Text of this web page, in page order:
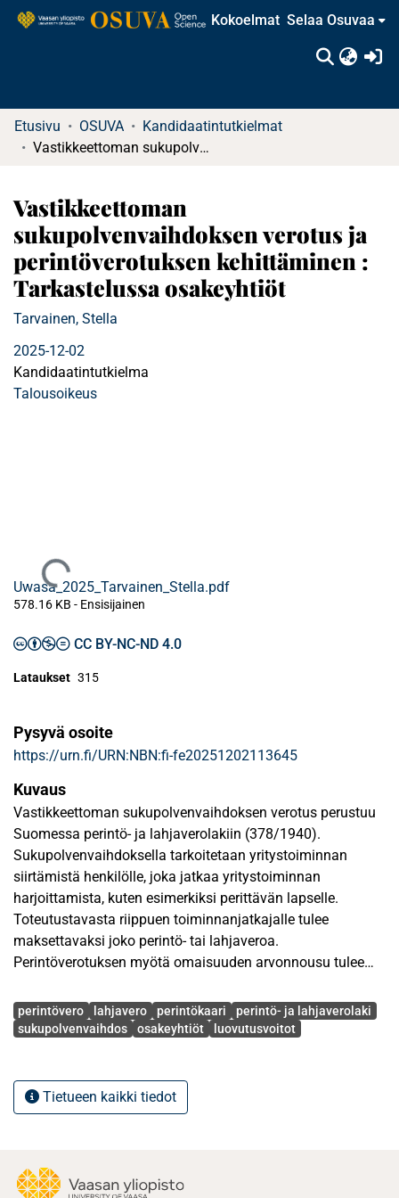
Kokoelmat Selaa Osuvaa
Etusivu OSUVA
Kandidaatintutkielmat
Vastikkeettoman sukupolvenvaihdoksen verotus ja perintöverotuksen kehittäminen : Tarkastelussa osakeyhtiöt
Vastikkeettoman
sukupolvenvaihdoksen verotus ja
perintöverotuksen kehittäminen :
Tarkastelussa osakeyhtiöt
Tarvainen, Stella
2025-12-02
Kandidaatintutkielma
Talousoikeus
Ladataan...
Uwasa_2025_Tarvainen_Stella.pdf
578.16 KB - Ensisijainen
CC BY-NC-ND 4.0
Lataukset 315
Pysyvä osoite
https://urn.fi/URN:NBN:fi-fe20251202113645
Kuvaus
Vastikkeettoman sukupolvenvaihdoksen verotus perustuu
Suomessa perintö- ja lahjaverolakiin (378/1940).
Sukupolvenvaihdoksella tarkoitetaan yritystoiminnan
siirtämistä henkilölle, joka jatkaa yritystoiminnan
harjoittamista, kuten esimerkiksi perittävän lapselle.
Toteutustavasta riippuen toiminnanjatkajalle tulee
maksettavaksi joko perintö- tai lahjaveroa.
Perintöverotuksen myötä omaisuuden arvonnousu tulee
tarkoituksena on puolestaan täydentää perintöverotusta.
Verovelvollinen voi kuitenkin olla PerVL 55–57 § nojalla
ja yrityksessä olevia työpaikkoja. Sukupolvenvaihdoksen
kokonaisverorasitukseen vaikuttaa merkittävästi se,
Perintöverotukseen on jo pitkään kohdistunut kriittistä
Avainsanat
perintövero lahjavero perintökaari
perintö- ja lahjaverolaki
sukupolvenvaihdos
osakeyhtiöt luovutusvoitot
Tietueen kaikki tiedot